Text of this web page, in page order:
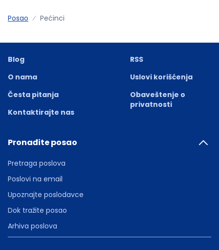
Posao Pećinci
Blog
O nama
Česta pitanja
Kontaktirajte nas
RSS
Uslovi korišćenja
Obaveštenje o
privatnosti
Pronađite posao
Pretraga poslova
Poslovi na email
Upoznajte poslodavce
Dok tražite posao
Arhiva poslova